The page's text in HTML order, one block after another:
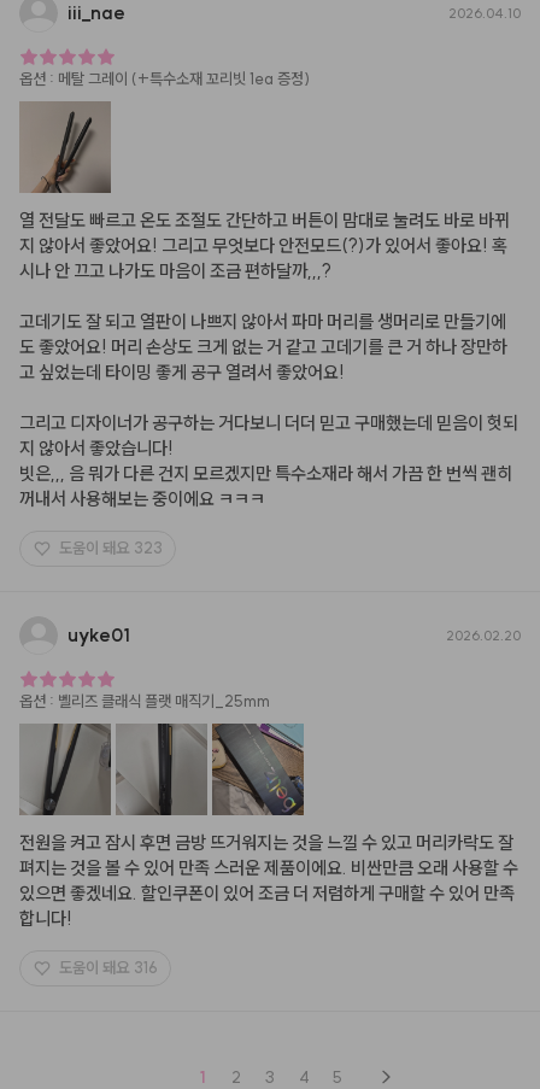
iii nae 2026.04.10
옵션 : 메탈 그레이 (+특수소재 꼬리빗 1ea 증정)
열 전달도 빠르고 온도 조절도 간단하고 버튼이 맘대로 눌려도 바로 바뀌
지 않아서 좋았어요! 그리고 무엇보다 안전모드(?)가 있어서 좋아요! 혹
시나 안 끄고 나가도 마음이 조금 편하달까,,,?
고데기도 잘 되고 열판이 나쁘지 않아서 파마 머리를 생머리로 만들기에
도 좋았어요! 머리 손상도 크게 없는 거 같고 고데기를 큰 거 하나 장만하
고 싶었는데 타이밍 좋게 공구 열려서 좋았어요!
그리고 디자이너가 공구하는 거다보니 더더 믿고 구매했는데 믿음이 헛되
지 않아서 좋았습니다!
빗은,,, 음 뭐가 다른 건지 모르겠지만 특수소재라 해서 가끔 한 번씩 괜히
꺼내서 사용해보는 중이에요 ㅋㅋㅋ
도움이 돼요 323
uyke01 2026.02.20
옵션 : 벨리즈 클래식 플랫 매직기_25mm
전원을 켜고 잠시 후면 금방 뜨거워지는 것을 느낄 수 있고 머리카락도 잘
펴지는 것을 볼 수 있어 만족 스러운 제품이에요. 비싼만큼 오래 사용할 수
있으면 좋겠네요. 할인쿠폰이 있어 조금 더 저렴하게 구매할 수 있어 만족
합니다!
도움이 돼요 316
1 2 3 4 5